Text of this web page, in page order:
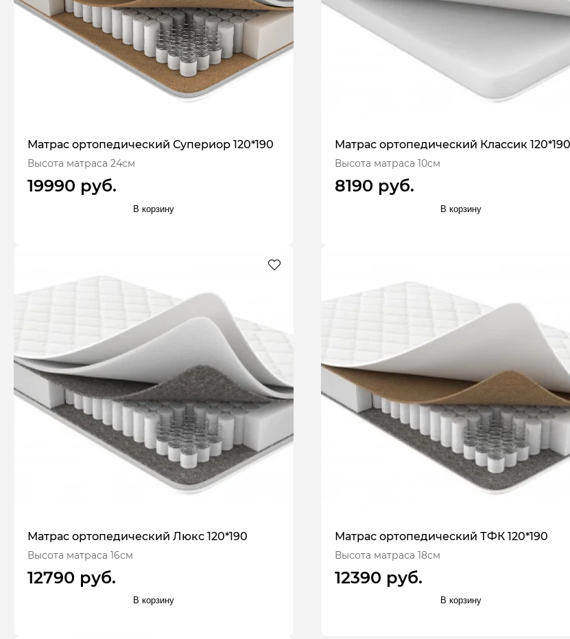
Матрас ортопедический Супериор 120*190
Высота матраса 24см
19990 руб.
В корзину
Матрас ортопедический Классик 120*190
Высота матраса 10см
8190 руб.
В корзину
Матрас ортопедический Люкс 120*190
Высота матраса 16см
12790 руб.
В корзину
Матрас ортопедический ТФК 120*190
Высота матраса 18см
12390 руб.
В корзину